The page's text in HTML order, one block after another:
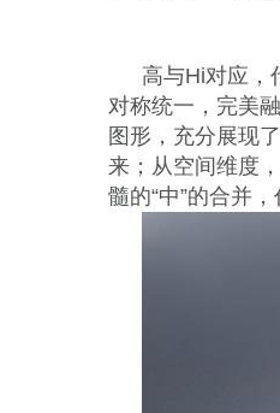
高与Hi对应，
对称统一，完美
图形，充分展现
来；从空间维度
髓的“中”的合并，